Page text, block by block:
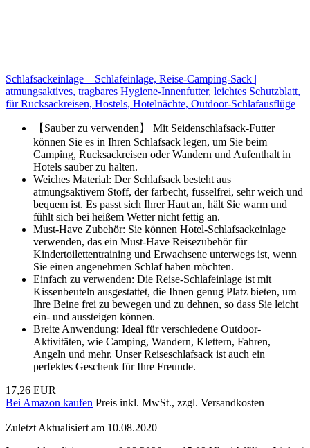
Schlafsackeinlage – Schlafeinlage, Reise-Camping-Sack |
atmungsaktives, tragbares Hygiene-Innenfutter, leichtes Schutzblatt,
für Rucksackreisen, Hostels, Hotelnächte, Outdoor-Schlafausflüge
【Sauber zu verwenden】 Mit Seidenschlafsack-Futter
können Sie es in Ihren Schlafsack legen, um Sie beim
Camping, Rucksackreisen oder Wandern und Aufenthalt in
Hotels sauber zu halten.
Weiches Material: Der Schlafsack besteht aus
atmungsaktivem Stoff, der farbecht, fusselfrei, sehr weich und
bequem ist. Es passt sich Ihrer Haut an, hält Sie warm und
fühlt sich bei heißem Wetter nicht fettig an.
Must-Have Zubehör: Sie können Hotel-Schlafsackeinlage
verwenden, das ein Must-Have Reisezubehör für
Kindertoilettentraining und Erwachsene unterwegs ist, wenn
Sie einen angenehmen Schlaf haben möchten.
Einfach zu verwenden: Die Reise-Schlafeinlage ist mit
Kissenbeuteln ausgestattet, die Ihnen genug Platz bieten, um
Ihre Beine frei zu bewegen und zu dehnen, so dass Sie leicht
ein- und aussteigen können.
Breite Anwendung: Ideal für verschiedene Outdoor-
Aktivitäten, wie Camping, Wandern, Klettern, Fahren,
Angeln und mehr. Unser Reiseschlafsack ist auch ein
perfektes Geschenk für Ihre Freunde.
17,26 EUR
Bei Amazon kaufen Preis inkl. MwSt., zzgl. Versandkosten
Zuletzt Aktualisiert am 10.08.2020